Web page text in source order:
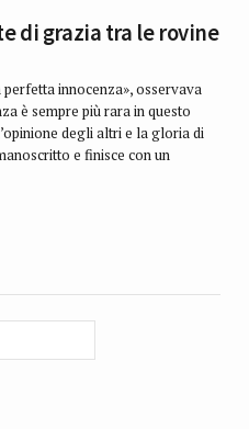
di grazia tra le rovine
perfetta innocenza», osservava
è sempre più rara in questo
degli altri e la gloria di
e finisce con un